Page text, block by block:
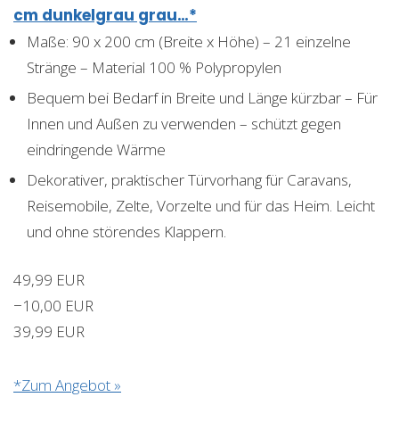
cm dunkelgrau grau…*
Maße: 90 x 200 cm (Breite x Höhe) – 21 einzelne
Stränge – Material 100 % Polypropylen
Bequem bei Bedarf in Breite und Länge kürzbar – Für
Innen und Außen zu verwenden – schützt gegen
eindringende Wärme
Dekorativer, praktischer Türvorhang für Caravans,
Reisemobile, Zelte, Vorzelte und für das Heim. Leicht
und ohne störendes Klappern.
49,99 EUR
−10,00 EUR
39,99 EUR
*Zum Angebot »